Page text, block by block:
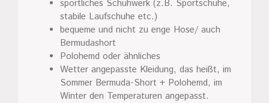
sportliches Schuhwerk (z.B. Sportschuhe,
stabile Laufschuhe etc.)
bequeme und nicht zu enge Hose/ auch
Bermudashort
Polohemd oder ähnliches
Wetter angepasste Kleidung, das heißt, im
Sommer Bermuda-Short + Polohemd, im
Winter den Temperaturen angepasst.